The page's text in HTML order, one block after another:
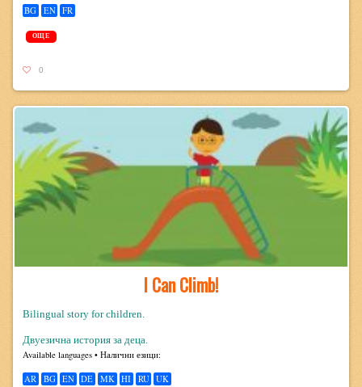
BG EN FR
ОЩЕ
0
I Can Climb!
Bilingual story for children.
Двуезична история за деца.
Avail­able lan­guages • Налични езици:
AR BG EN DE MK HI RU UK